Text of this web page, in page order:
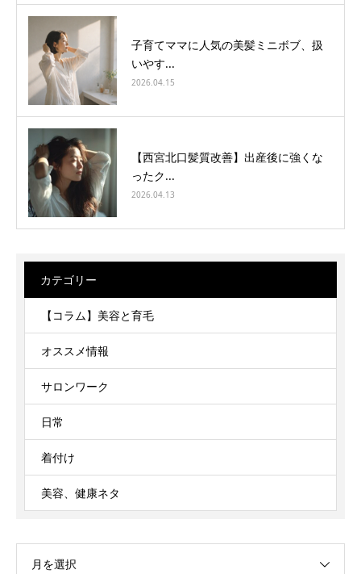
子育てママに人気の美髪ミニボブ、扱
いやす...
2026.04.15
【西宮北口髪質改善】出産後に強くな
ったク...
2026.04.13
カテゴリー
【コラム】美容と育毛
オススメ情報
サロンワーク
日常
着付け
美容、健康ネタ
月を選択